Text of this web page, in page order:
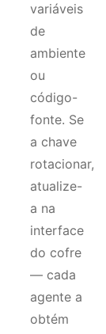
variáveis
de
ambiente
ou
código-
fonte. Se
a chave
rotacionar,
atualize-
a na
interface
do cofre
— cada
agente a
obtém